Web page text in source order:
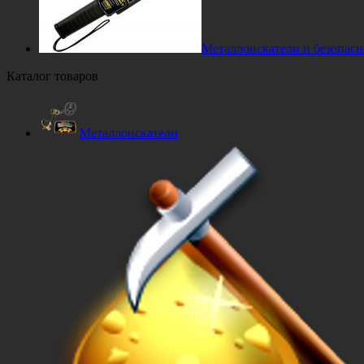
Металлоискатели и
Каталог товаров
Металлоискатели